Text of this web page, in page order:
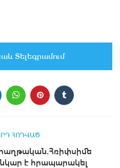
Տելեգրամում
ՀՈԴՎԱԾ
հաղթական.Հռիփսիմե
է հրապարակել